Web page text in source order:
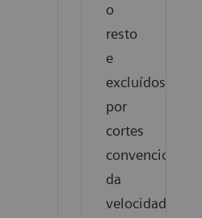
o
resto
e
excluídos
por
cortes
convencionais
da
velocidade